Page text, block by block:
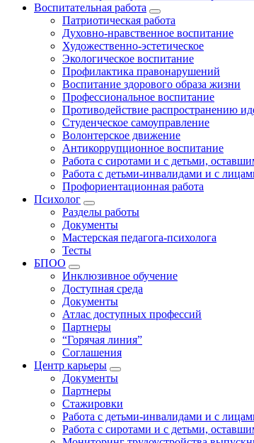
Воспитательная работа
Патриотическая работа
Духовно-нравственное воспитание
Художественно-эстетическое
Экологическое воспитание
Профилактика правонарушений
Воспитание здорового образа жизни
Профессиональное воспитание
Противодействие распространению
Студенческое самоуправление
Волонтерское движение
Антикоррупционное воспитание
Работа с сиротами и с детьми,
Работа с детьми-инвалидами и с
Профориентационная работа
Психолог
Разделы работы
Документы
Мастерская педагога-психолога
Тесты
БПОО
Инклюзивное обучение
Доступная среда
Документы
Атлас доступных профессий
Партнеры
“Горячая линия”
Соглашения
Центр карьеры
Документы
Партнеры
Стажировки
Работа с детьми-инвалидами и с
Работа с сиротами и с детьми,